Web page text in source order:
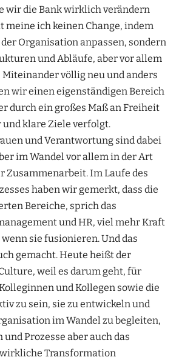
wir die Bank wirklich verändern
meine ich keinen Change, indem
Organisation anpassen, sondern
und Abläufe, aber vor allem
Miteinander völlig neu und anders
wir einen eigenständigen Bereich
durch ein großes Maß an Freiheit
klare Ziele verfolgt.
und Verantwortung sind dabei
im Wandel vor allem in der Art
Zusammenarbeit. Im Laufe des
haben wir gemerkt, dass die
Bereiche, sprich das
und HR, viel mehr Kraft
sie fusionieren. Und das
gemacht. Heute heißt der
weil es darum geht, für
und Kollegen sowie die
zu sein, sie zu entwickeln und
im Wandel zu begleiten,
Prozesse aber auch das
Transformation